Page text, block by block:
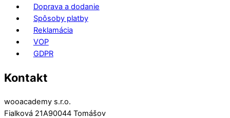
Doprava a dodanie
Spôsoby platby
Reklamácia
VOP
GDPR
Kontakt
wooacademy s.r.o.
Fialková 21A90044 Tomášov